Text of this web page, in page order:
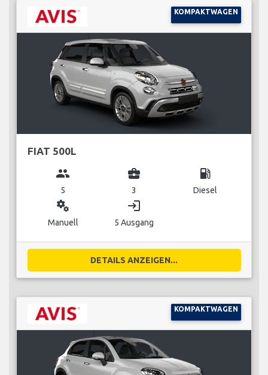
KOMPAKTWAGEN
FIAT 500L
group
5
business_center
3
local_gas_station
Diesel
miscellaneous_services
Manuell
login
5 Ausgang
DETAILS ANZEIGEN...
KOMPAKTWAGEN